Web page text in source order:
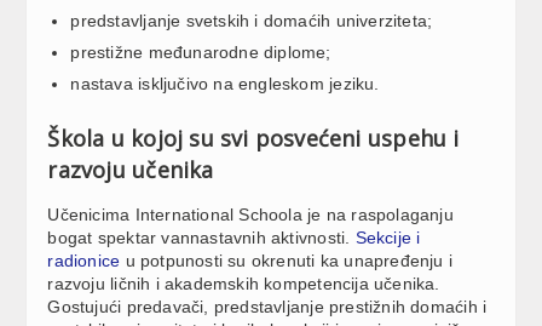
predstavljanje svetskih i domaćih univerziteta;
prestižne međunarodne diplome;
nastava isključivo na engleskom jeziku.
Škola u kojoj su svi posvećeni uspehu i
razvoju učenika
Učenicima International Schoola je na raspolaganju
bogat spektar vannastavnih aktivnosti. Sekcije i
radionice u potpunosti su okrenuti ka unapređenju i
razvoju ličnih i akademskih kompetencija učenika.
Gostujući predavači, predstavljanje prestižnih domaćih i